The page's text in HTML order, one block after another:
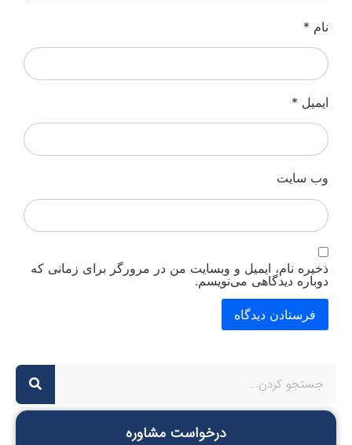
نام *
ایمیل *
وب‌ سایت
ذخیره نام، ایمیل و وبسایت من در مرورگر برای زمانی که
دوباره دیدگاهی می‌نویسم.
درخواست مشاوره